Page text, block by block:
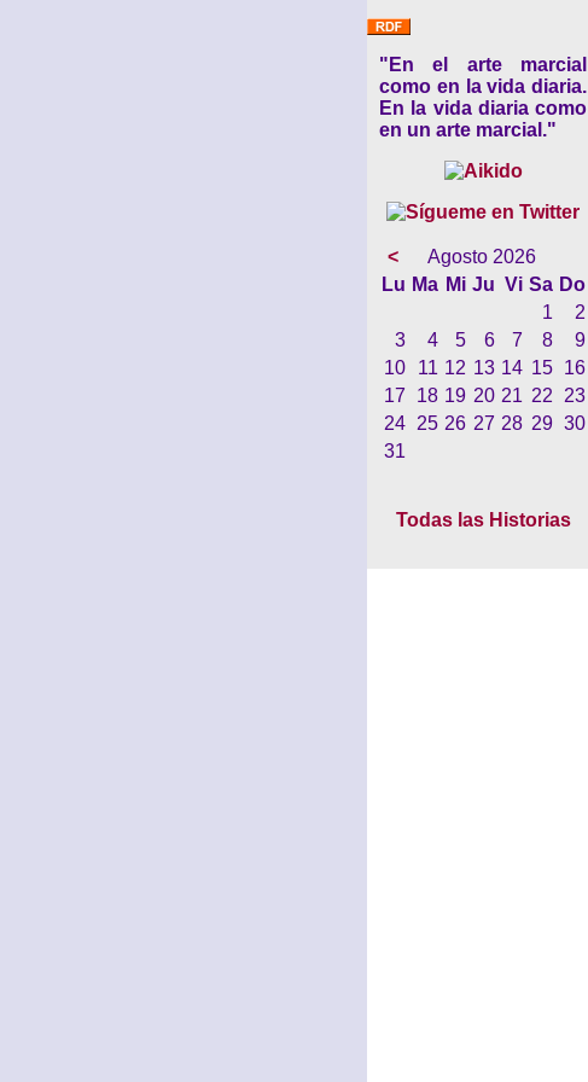
"En el arte marcial
como en la vida diaria.
En la vida diaria como
en un arte marcial."
<
Agosto 2026
Lu Ma Mi Ju Vi Sa Do
1
2
3
4 5 6 7 8
9
10
11 12 13 14 15
16
17
18 19 20 21 22
23
24
25 26 27 28 29 30
31
Todas las Historias